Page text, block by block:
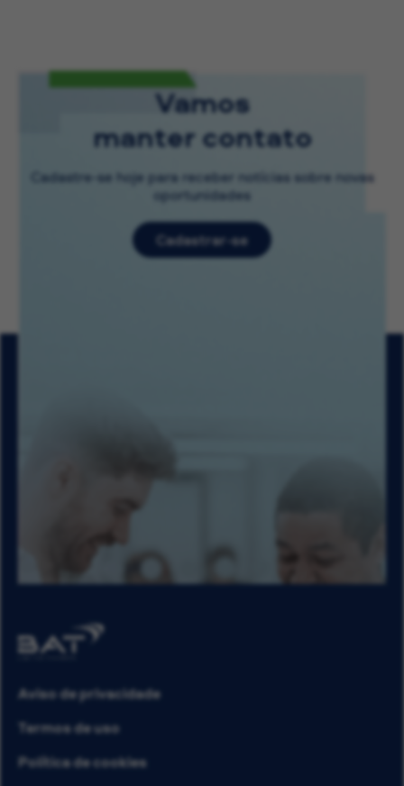
Vamos
manter contato
Cadastre-se hoje para receber notícias sobre novas
oportunidades
Cadastrar-se
Aviso de privacidade
Termos de uso
Política de cookies